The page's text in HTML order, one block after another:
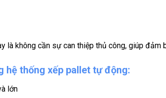
là không cần sự can thiệp thủ công, giúp đảm
hệ thống xếp pallet tự động:
lớn